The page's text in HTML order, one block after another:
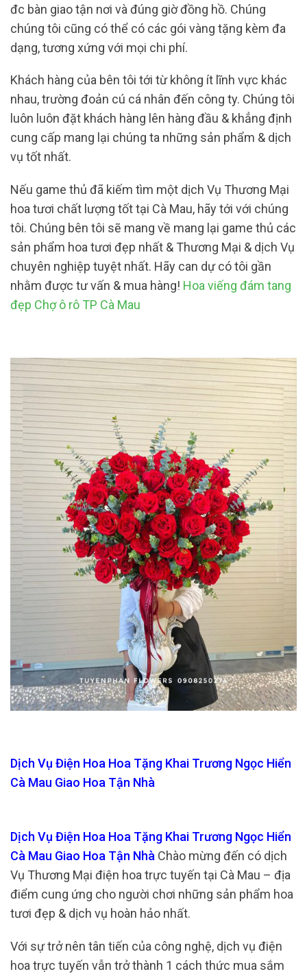
đc bàn giao tận nơi và đúng giờ đồng hồ. Chúng
chúng tôi cũng có thể có các gói vàng tặng kèm đa
dạng, tương xứng với mọi chi phí.
Khách hàng của bên tôi tới từ không ít lĩnh vực khác
nhau, trường đoản cú cá nhân đến công ty. Chúng tôi
luôn luôn đặt khách hàng lên hàng đầu & khẳng định
cung cấp mang lại chúng ta những sản phẩm & dịch
vụ tốt nhất.
Nếu game thủ đã kiếm tìm một dịch Vụ Thương Mại
hoa tươi chất lượng tốt tại Cà Mau, hãy tới với chúng
tôi. Chúng bên tôi sẽ mang về mang lại game thủ các
sản phẩm hoa tươi đẹp nhất & Thương Mại & dịch Vụ
chuyên nghiệp tuyệt nhất. Hãy can dự có tôi gần
nhằm được tư vấn & mua hàng! Hoa viếng đám tang
đẹp Chợ ô rô TP Cà Mau
Dịch Vụ Điện Hoa Hoa Tặng Khai Trương Ngọc Hiển
Cà Mau Giao Hoa Tận Nhà
Dịch Vụ Điện Hoa Hoa Tặng Khai Trương Ngọc Hiển
Cà Mau Giao Hoa Tận Nhà Chào mừng đến có dịch
Vụ Thương Mại điện hoa trực tuyến tại Cà Mau – địa
điểm cung ứng cho người chơi những sản phẩm hoa
tươi đẹp & dịch vụ hoàn hảo nhất.
Với sự trở nên tân tiến của công nghệ, dịch vụ điện
hoa trực tuyến vẫn trở thành 1 cách thức mua sắm